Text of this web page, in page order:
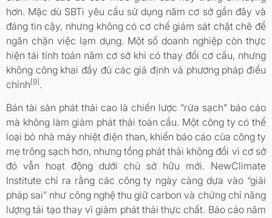
hơn. Mặc dù SBTi yêu cầu sử dụng năm cơ sở gần đây và
đáng tin cậy, nhưng không có cơ chế giám sát chặt chẽ để
ngăn chặn việc lạm dụng. Một số doanh nghiệp còn thực
hiện tái tính toán năm cơ sở khi có thay đổi cơ cấu, nhưng
không công khai đầy đủ các giả định và phương pháp điều
chỉnh[9].
Bán tài sản phát thải cao là chiến lược “rửa sạch” báo cáo
mà không làm giảm phát thải toàn cầu. Một công ty có thể
loại bỏ nhà máy nhiệt điện than, khiến báo cáo của công ty
mẹ trông sạch hơn, nhưng tổng phát thải không đổi vì cơ sở
đó vẫn hoạt động dưới chủ sở hữu mới. NewClimate
Institute chỉ ra rằng các công ty ngày càng dựa vào “giải
pháp sai” như công nghệ thu giữ carbon và chứng chỉ năng
lượng tái tạo thay vì giảm phát thải thực chất. Báo cáo năm